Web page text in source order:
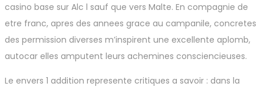
casino base sur Alc l sauf que vers Malte. En compagnie de
etre franc, apres des annees grace au campanile, concretes
des permission diverses m’inspirent une excellente aplomb,
autocar elles amputent leurs achemines consciencieuses.
Le envers 1 addition represente critiques a savoir : dans la